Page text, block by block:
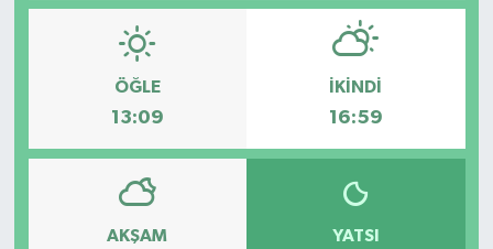
ÖĞLE
13:09
İKINDI
16:59
AKŞAM YATSI